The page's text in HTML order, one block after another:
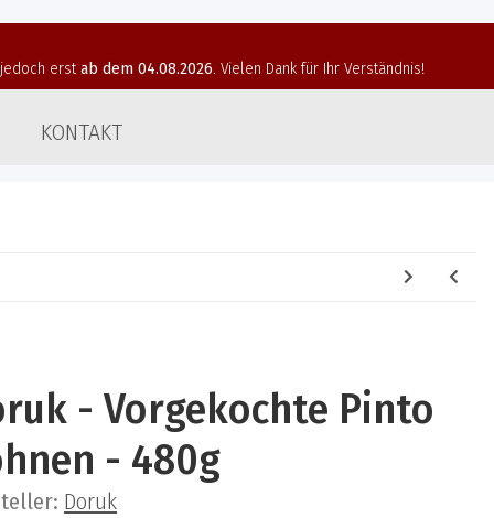
erstab dem 04.08.2026. Vielen Dank für Ihr Verständnis!
KONTAKT
- Vorgekochte Pinto
- 480g
Doruk